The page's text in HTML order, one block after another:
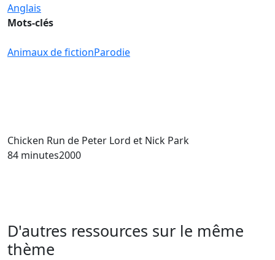
Anglais
Mots-clés
Animaux de fictionParodie
Chicken Run de Peter Lord et Nick Park
84 minutes2000
D'autres ressources sur le même
thème